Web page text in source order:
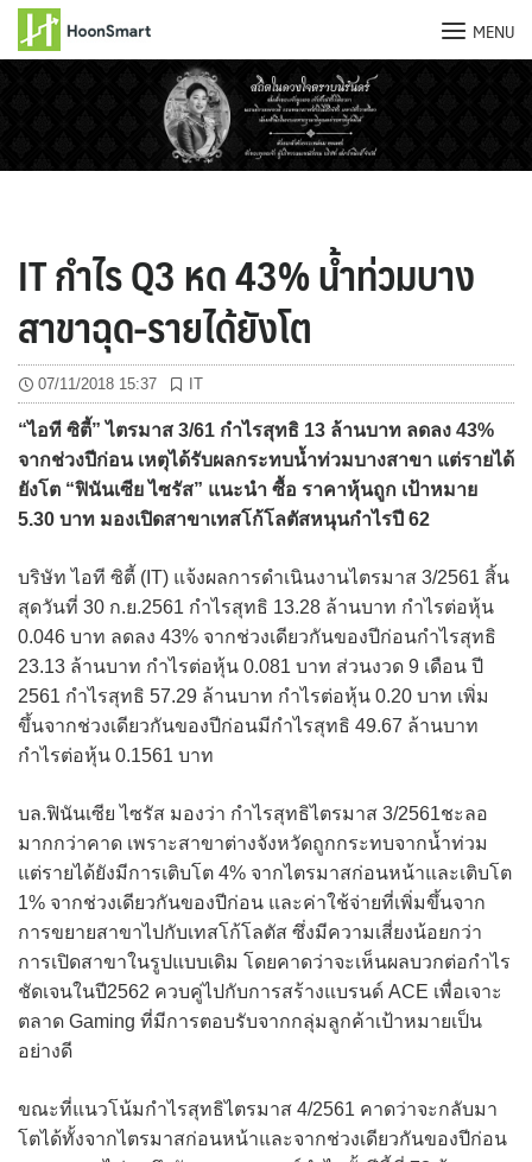
MENU
IT กำไร Q3 หด 43% น้ำท่วมบาง
สาขาฉุด-รายได้ยังโต
07/11/2018 15:37 IT
“ไอที ซิตี้” ไตรมาส 3/61 กำไรสุทธิ 13 ล้านบาท ลดลง 43%
จากช่วงปีก่อน เหตุได้รับผลกระทบน้ำท่วมบางสาขา แต่รายได้
ยังโต “ฟินันเซีย ไซรัส” แนะนำ ซื้อ ราคาหุ้นถูก เป้าหมาย
5.30 บาท มองเปิดสาขาเทสโก้โลตัสหนุนกำไรปี 62
บริษัท ไอที ซิตี้ (IT) แจ้งผลการดำเนินงานไตรมาส 3/2561 สิ้น
สุดวันที่ 30 ก.ย.2561 กำไรสุทธิ 13.28 ล้านบาท กำไรต่อหุ้น
0.046 บาท ลดลง 43% จากช่วงเดียวกันของปีก่อนกำไรสุทธิ
23.13 ล้านบาท กำไรต่อหุ้น 0.081 บาท ส่วนงวด 9 เดือน ปี
2561 กำไรสุทธิ 57.29 ล้านบาท กำไรต่อหุ้น 0.20 บาท เพิ่ม
ขึ้นจากช่วงเดียวกันของปีก่อนมีกำไรสุทธิ 49.67 ล้านบาท
กำไรต่อหุ้น 0.1561 บาท
บล.ฟินันเซีย ไซรัส มองว่า กำไรสุทธิไตรมาส 3/2561ชะลอ
มากกว่าคาด เพราะสาขาต่างจังหวัดถูกกระทบจากน้ำท่วม
แต่รายได้ยังมีการเติบโต 4% จากไตรมาสก่อนหน้าและเติบโต
1% จากช่วงเดียวกันของปีก่อน และค่าใช้จ่ายที่เพิ่มขึ้นจาก
การขยายสาขาไปกับเทสโก้โลตัส ซึ่งมีความเสี่ยงน้อยกว่า
การเปิดสาขาในรูปแบบเดิม โดยคาดว่าจะเห็นผลบวกต่อกำไร
ชัดเจนในปี2562 ควบคู่ไปกับการสร้างแบรนด์ ACE เพื่อเจาะ
ตลาด Gaming ที่มีการตอบรับจากกลุ่มลูกค้าเป้าหมายเป็น
อย่างดี
ขณะที่แนวโน้มกำไรสุทธิไตรมาส 4/2561 คาดว่าจะกลับมา
โตได้ทั้งจากไตรมาสก่อนหน้าและจากช่วงเดียวกันของปีก่อน